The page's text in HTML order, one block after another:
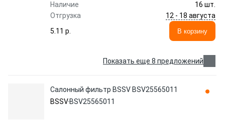
Наличие
16 шт.
Отгрузка
12 - 18 августа
5.11 p.
В корзину
Показать еще 8 предложений
Салонный фильтр BSSV BSV25565011
BSSV BSV25565011